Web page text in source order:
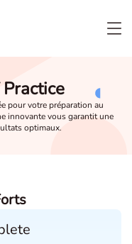
pour votre préparation au
innovante vous garantit une
optimaux.